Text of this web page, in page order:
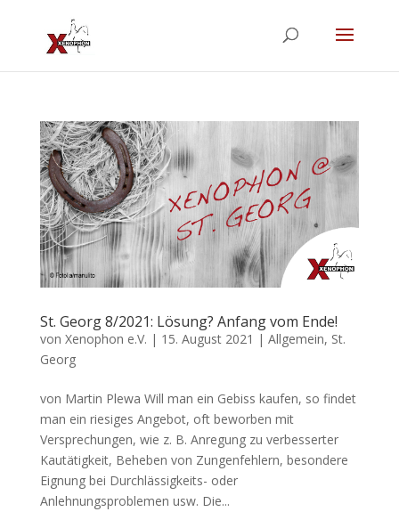
St. Georg 8/2021: Lösung? Anfang vom Ende!
von Xenophon e.V. | 15. August 2021 | Allgemein, St.
Georg
von Martin Plewa Will man ein Gebiss kaufen, so findet
man ein riesiges Angebot, oft beworben mit
Versprechungen, wie z. B. Anregung zu verbesserter
Kautätigkeit, Beheben von Zungenfehlern, besondere
Eignung bei Durchlässigkeits- oder
Anlehnungsproblemen usw. Die...